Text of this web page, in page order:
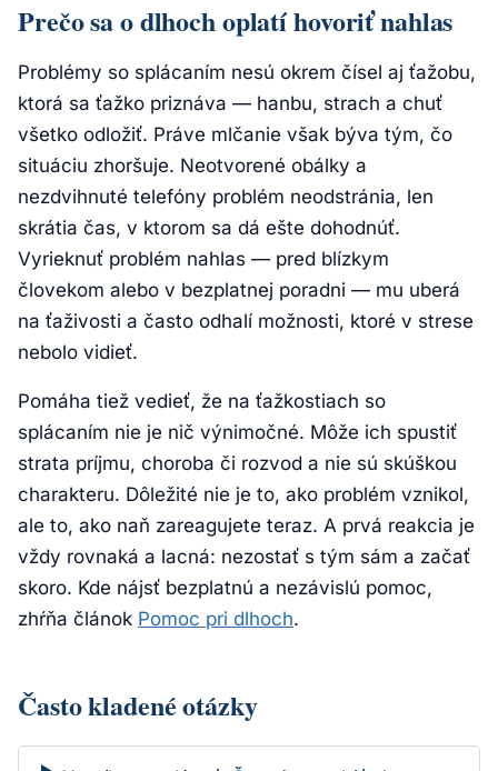
Prečo sa o dlhoch oplatí hovoriť nahlas
Problémy so splácaním nesú okrem čísel aj ťažobu,
ktorá sa ťažko priznáva — hanbu, strach a chuť
všetko odložiť. Práve mlčanie však býva tým, čo
situáciu zhoršuje. Neotvorené obálky a
nezdvihnuté telefóny problém neodstránia, len
skrátia čas, v ktorom sa dá ešte dohodnúť.
Vyrieknuť problém nahlas — pred blízkym
človekom alebo v bezplatnej poradni — mu uberá
na ťaživosti a často odhalí možnosti, ktoré v strese
nebolo vidieť.
Pomáha tiež vedieť, že na ťažkostiach so
splácaním nie je nič výnimočné. Môže ich spustiť
strata príjmu, choroba či rozvod a nie sú skúškou
charakteru. Dôležité nie je to, ako problém vznikol,
ale to, ako naň zareagujete teraz. A prvá reakcia je
vždy rovnaká a lacná: nezostať s tým sám a začať
skoro. Kde nájsť bezplatnú a nezávislú pomoc,
zhŕňa článok Pomoc pri dlhoch.
Často kladené otázky